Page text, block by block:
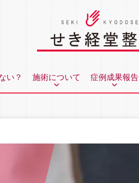
い？ 施術について 症例成果報告